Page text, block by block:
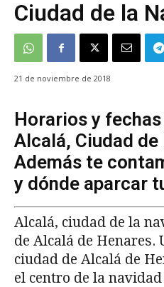
Ciudad de la
21 de noviembre de 2018
Horarios y
Alcalá, Ciudad
Además te
y dónde aparcar
Alcalá, ciudad de la
de Alcalá de Henares.
ciudad de Alcalá de
el centro de la